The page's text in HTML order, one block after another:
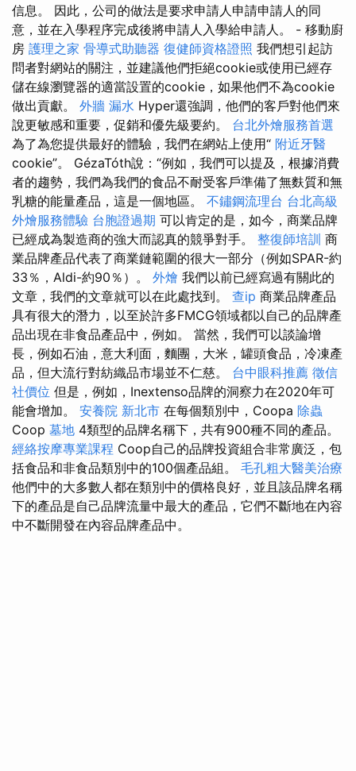
信息。 因此，公司的做法是要求申請人申請申請人的同
意，並在入學程序完成後將申請人入學給申請人。 - 移動廚
房 護理之家 骨導式助聽器 復健師資格證照 我們想引起訪
問者對網站的關注，並建議他們拒絕cookie或使用已經存
儲在線瀏覽器的適當設置的cookie，如果他們不為cookie
做出貢獻。 外牆 漏水 Hyper還強調，他們的客戶對他們來
說更敏感和重要，促銷和優先級要約。 台北外燴服務首選
為了為您提供最好的體驗，我們在網站上使用“ 附近牙醫
cookie”。 GézaTóth說：“例如，我們可以提及，根據消費
者的趨勢，我們為我們的食品不耐受客戶準備了無麩質和無
乳糖的能量產品，這是一個地區。 不鏽鋼流理台 台北高級
外燴服務體驗 台胞證過期 可以肯定的是，如今，商業品牌
已經成為製造商的強大而認真的競爭對手。 整復師培訓 商
業品牌產品代表了商業鏈範圍的很大一部分（例如SPAR-約
33％，Aldi-約90％）。 外燴 我們以前已經寫過有關此的
文章，我們的文章就可以在此處找到。 查ip 商業品牌產品
具有很大的潛力，以至於許多FMCG領域都以自己的品牌產
品出現在非食品產品中，例如。 當然，我們可以談論增
長，例如石油，意大利面，麵團，大米，罐頭食品，冷凍產
品，但大流行對紡織品市場並不仁慈。 台中眼科推薦 徵信
社價位 但是，例如，Inextenso品牌的洞察力在2020年可
能會增加。 安養院 新北市 在每個類別中，Coopa 除蟲
Coop 墓地 4類型的品牌名稱下，共有900種不同的產品。
經絡按摩專業課程 Coop自己的品牌投資組合非常廣泛，包
括食品和非食品類別中的100個產品組。 毛孔粗大醫美治療
他們中的大多數人都在類別中的價格良好，並且該品牌名稱
下的產品是自己品牌流量中最大的產品，它們不斷地在內容
中不斷開發在內容品牌產品中。